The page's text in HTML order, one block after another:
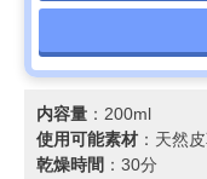
内容量 ：200ml
使用可能素材 ：天然
乾燥時間 ：30分